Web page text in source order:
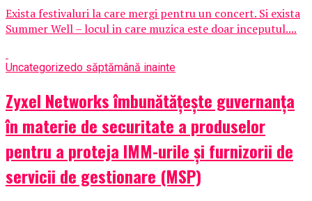
Exista festivaluri la care mergi pentru un concert. Si exista
Summer Well – locul in care muzica este doar inceputul....
Uncategorizedo săptămână inainte
Zyxel Networks îmbunătățește guvernanța
în materie de securitate a produselor
pentru a proteja IMM-urile și furnizorii de
servicii de gestionare (MSP)